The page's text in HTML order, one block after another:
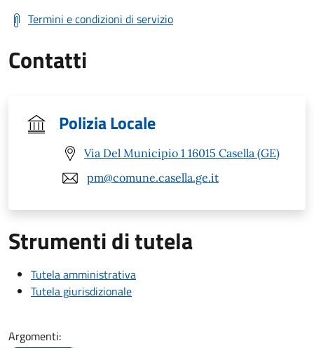
Termini e condizioni di servizio
Contatti
Polizia Locale
Via Del Municipio 1 16015 Casella (GE)
pm@comune.casella.ge.it
Strumenti di tutela
Tutela amministrativa
Tutela giurisdizionale
Argomenti: